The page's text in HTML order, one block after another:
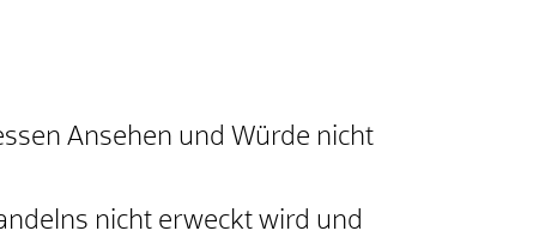
Ansehen und Würde nicht
nicht erweckt wird und